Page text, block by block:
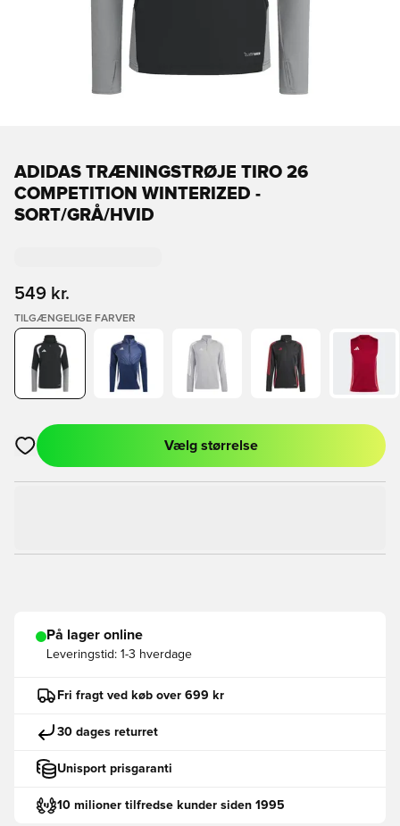
ADIDAS TRÆNINGSTRØJE TIRO 26
COMPETITION WINTERIZED -
SORT/GRÅ/HVID
549 kr.
TILGÆNGELIGE FARVER
Åbner en Modal til at logge ind eller tilmelde dig som medlem
Vælg størrelse
På lager online
Leveringstid: 1-3 hverdage
Fri fragt ved køb over 699 kr
30 dages returret
Unisport prisgaranti
10 milioner tilfredse kunder siden 1995